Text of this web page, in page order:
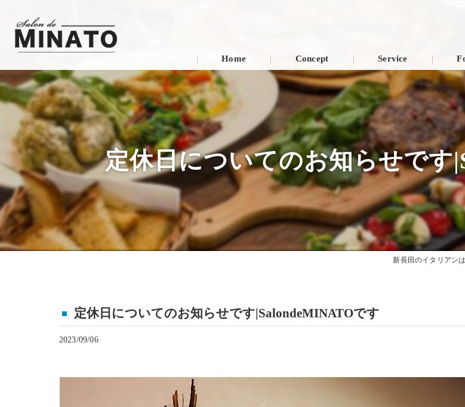
Home Concept Service
定休日についてのお知らせです
新長田のイタリアン
定休日についてのお知らせです|SalondeMINATOです
2023/09/06